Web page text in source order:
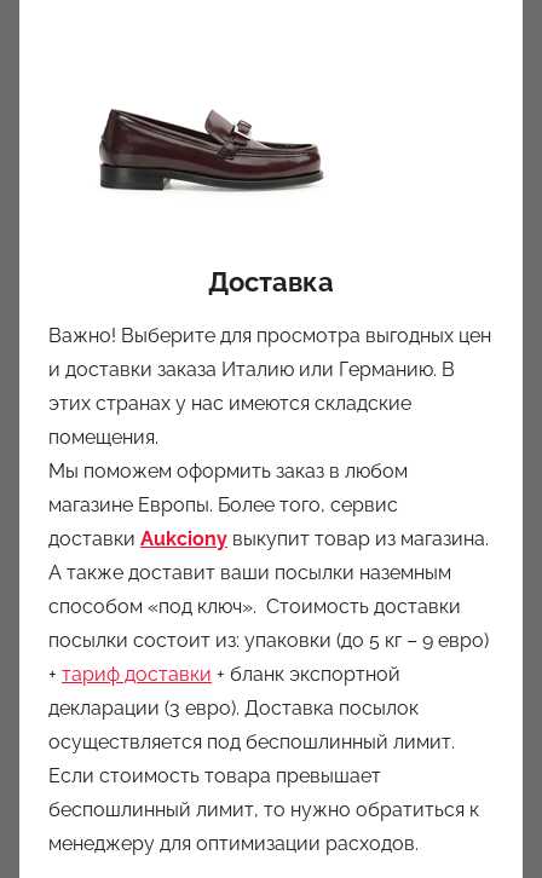
Доставка
Важно! Выберите для просмотра выгодных цен
и доставки заказа Италию или Германию. В
этих странах у нас имеются складские
помещения.
Мы поможем оформить заказ в любом
магазине Европы. Более того, сервис
доставки Aukciony выкупит товар из магазина.
А также доставит ваши посылки наземным
способом «под ключ». Стоимость доставки
посылки состоит из: упаковки (до 5 кг – 9 евро)
+ тариф доставки + бланк экспортной
декларации (3 евро). Доставка посылок
осуществляется под беспошлинный лимит.
Если стоимость товара превышает
беспошлинный лимит, то нужно обратиться к
менеджеру для оптимизации расходов.